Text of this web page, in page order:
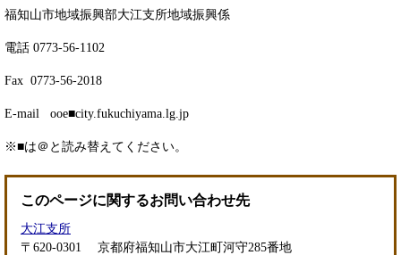
福知山市地域振興部大江支所地域振興係
電話 0773-56-1102
Fax 0773-56-2018
E-mail ooe■city.fukuchiyama.lg.jp
※■は＠と読み替えてください。
このページに関するお問い合わせ先
大江支所
〒620-0301
京都府福知山市大江町河守285番地